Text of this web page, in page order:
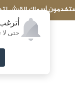
حتى لا
التنبؤ بالأعاصير